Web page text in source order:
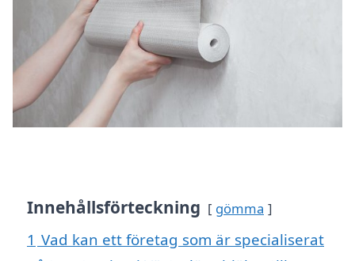
Innehållsförteckning gömma
1 Vad kan ett företag som är specialiserat